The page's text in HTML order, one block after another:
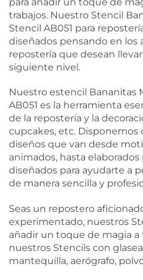
trabajos. Nuestro Stencil
Stencil AB051 para
diseñados pensando en los
repostería que desean
siguiente nivel.
Nuestro estencil Bananitas
AB051 es la herramienta
de la repostería y la
cupcakes, etc. Disponemos
diseños que van desde
animados, hasta
diseñados para ayudarte a
de manera sencilla y
Seas un repostero
experimentado, nuestros
añadir un toque de magia a
nuestros Stencils con
mantequilla, aerógrafo,